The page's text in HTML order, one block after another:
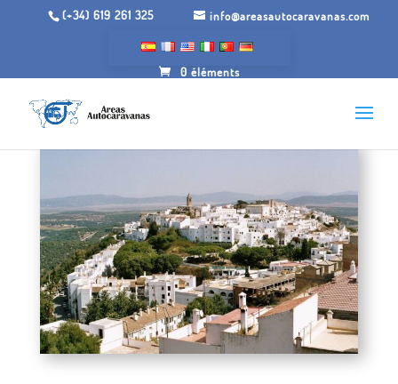
(+34) 619 261 325 info@areasautocaravanas.com
0 éléments